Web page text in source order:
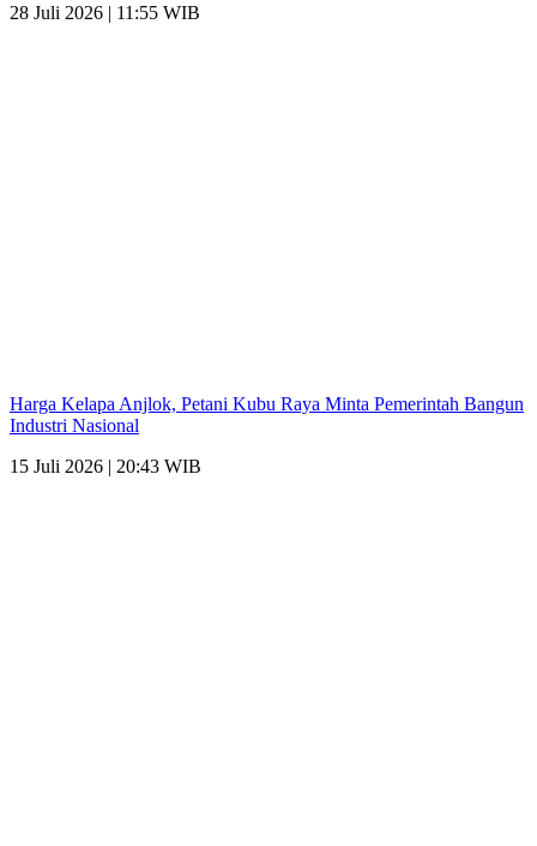
28 Juli 2026 | 11:55 WIB
Harga Kelapa Anjlok, Petani Kubu Raya Minta Pemerintah Bangun
Industri Nasional
15 Juli 2026 | 20:43 WIB